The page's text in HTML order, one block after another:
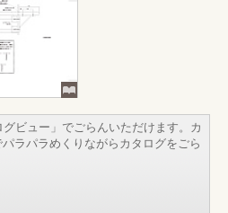
ビュー」でごらんいただけます。カ
ラパラめくりながらカタログをごら